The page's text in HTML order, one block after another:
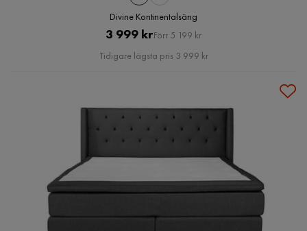
Divine Kontinentalsäng
Pris
3 999 krOriginal
Pris
Förr 5 199 kr
Tidigare lägsta pris 3 999 kr